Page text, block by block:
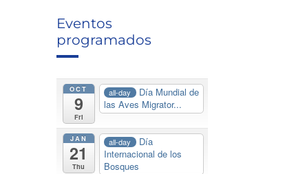
Eventos
programados
OCT
9
Fri
all-day
Día Mundial de
las Aves Migrator...
JAN
21
Thu
all-day
Día
Internacional de los
Bosques